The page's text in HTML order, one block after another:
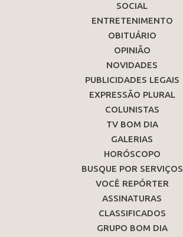
SOCIAL
ENTRETENIMENTO
OBITUÁRIO
OPINIÃO
NOVIDADES
PUBLICIDADES LEGAIS
EXPRESSÃO PLURAL
COLUNISTAS
TV BOM DIA
GALERIAS
HORÓSCOPO
BUSQUE POR SERVIÇOS
VOCÊ REPÓRTER
ASSINATURAS
CLASSIFICADOS
GRUPO BOM DIA